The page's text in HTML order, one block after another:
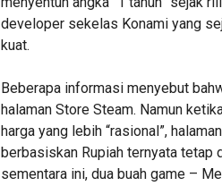
developer sekelas Konami yang
kuat.
Beberapa informasi menyebut
halaman Store Steam. Namun
harga yang lebih “rasional”,
berbasiskan Rupiah ternyata tetap
sementara ini, dua buah game –